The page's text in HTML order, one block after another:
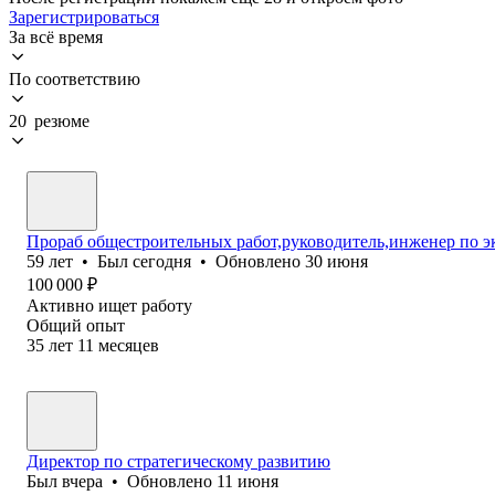
Зарегистрироваться
За всё время
По соответствию
20 резюме
Прораб общестроительных работ,руководитель,инженер по
59 лет • Был сегодня • Обновлено 30 июня
100 000 ₽
Активно ищет работу
Общий опыт
35 лет 11 месяцев
Директор по стратегическому развитию
Был вчера • Обновлено 11 июня